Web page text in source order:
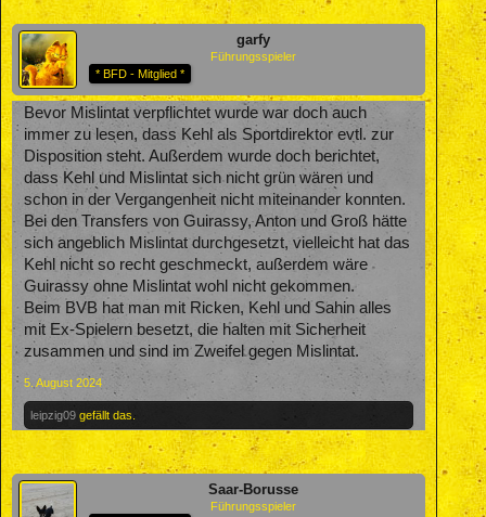
garfy
Führungsspieler
* BFD - Mitglied *
Bevor Mislintat verpflichtet wurde war doch auch
immer zu lesen, dass Kehl als Sportdirektor evtl. zur
Disposition steht. Außerdem wurde doch berichtet,
dass Kehl und Mislintat sich nicht grün wären und
schon in der Vergangenheit nicht miteinander konnten.
Bei den Transfers von Guirassy, Anton und Groß hätte
sich angeblich Mislintat durchgesetzt, vielleicht hat das
Kehl nicht so recht geschmeckt, außerdem wäre
Guirassy ohne Mislintat wohl nicht gekommen.
Beim BVB hat man mit Ricken, Kehl und Sahin alles
mit Ex-Spielern besetzt, die halten mit Sicherheit
zusammen und sind im Zweifel gegen Mislintat.
5. August 2024
leipzig09 gefällt das.
Saar-Borusse
Führungsspieler